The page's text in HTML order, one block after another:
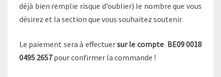
déjà bien remplie risque d’oublier) le nombre que vous
désirez et la section que vous souhaitez soutenir.
Le paiement sera à effectuersur le compte BE09 0018
0495 2657pour confirmer la commande !